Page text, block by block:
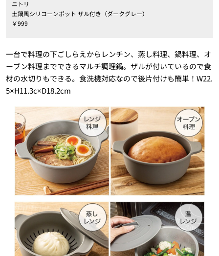
ニトリ
土鍋風シリコーンポット ザル付き（ダークグレー）
￥999
一台で料理の下ごしらえからレンチン、蒸し料理、鍋料理、オ
ーブン料理までできるマルチ調理鍋。ザルが付いているので食
材の水切りもできる。食洗機対応なので後片付けも簡単！W22.
5×H11.3c×D18.2cm